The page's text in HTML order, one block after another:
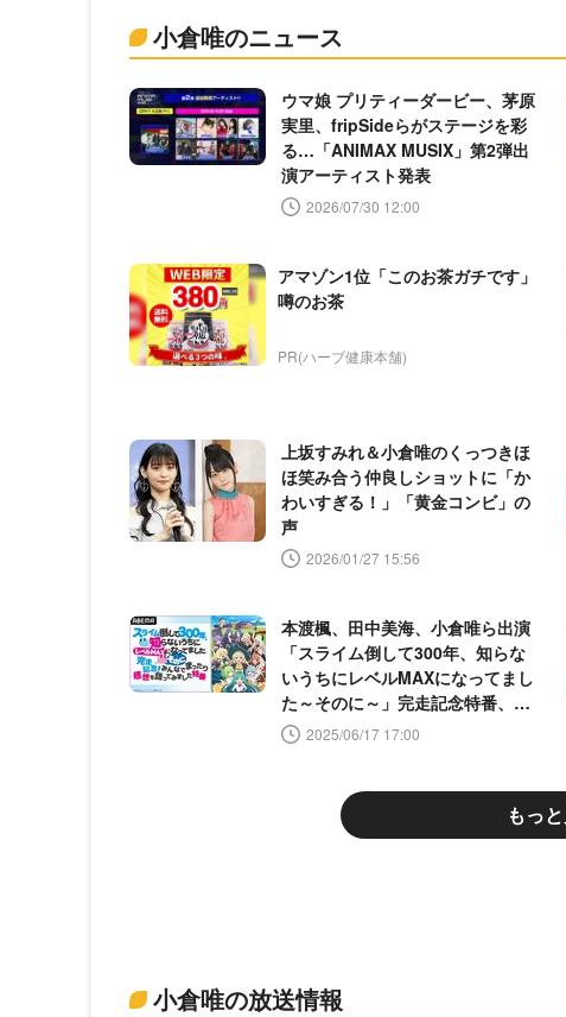
小倉唯のニュース
ウマ娘 プリティーダービー、茅原
実里、fripSideらがステージを彩
る…「ANIMAX MUSIX」第2弾出
演アーティスト発表
2026/07/30 12:00
アマゾン1位「このお茶ガチです」
噂のお茶
PR(ハーブ健康本舗)
上坂すみれ＆小倉唯のくっつきほ
ほ笑み合う仲良しショットに「か
わいすぎる！」「黄金コンビ」の
声
2026/01/27 15:56
本渡楓、田中美海、小倉唯ら出演
「スライム倒して300年、知らな
いうちにレベルMAXになってまし
た～そのに～」完走記念特番、AB
EMAにて独占無料放送決定
2025/06/17 17:00
もっ
小倉唯の放送情報